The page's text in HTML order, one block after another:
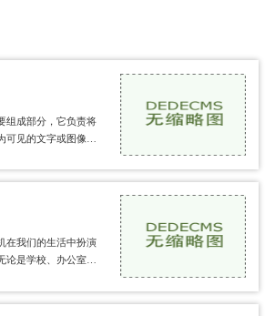
组成部分，它负责将
可见的文字或图像。
关重要。本文将详细
在我们的生活中扮演
论是学校、办公室还
此多种类和型号的打